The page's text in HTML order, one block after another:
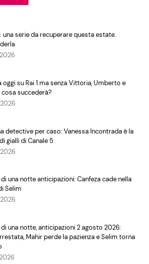
una serie da recuperare questa estate.
oggi su Rai 1 ma senza Vittoria, Umberto e
succederà?
detective per caso: Vanessa Incontrada è la
gialli di Canale 5
una notte anticipazioni: Canfeza cade nella
Selim
una notte, anticipazioni 2 agosto 2026:
Mahir perde la pazienza e Selim torna